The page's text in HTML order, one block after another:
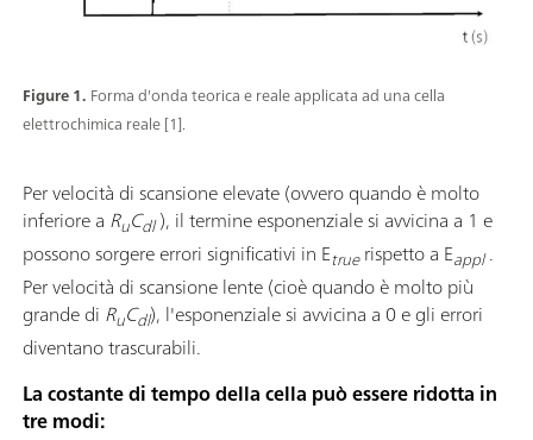
Figure 1. Forma d'onda teorica e reale applicata ad una cella
elettrochimica reale [1].
Per velocità di scansione elevate (ovvero quando è molto
inferiore a RuCdl), il termine esponenziale si avvicina a 1 e
possono sorgere errori significativi in Etruerispetto a Eappl.
Per velocità di scansione lente (cioè quando è molto più
grande di RuCdl), l'esponenziale si avvicina a 0 e gli errori
diventano trascurabili.
La costante di tempo della cella può essere ridotta in
tre modi: